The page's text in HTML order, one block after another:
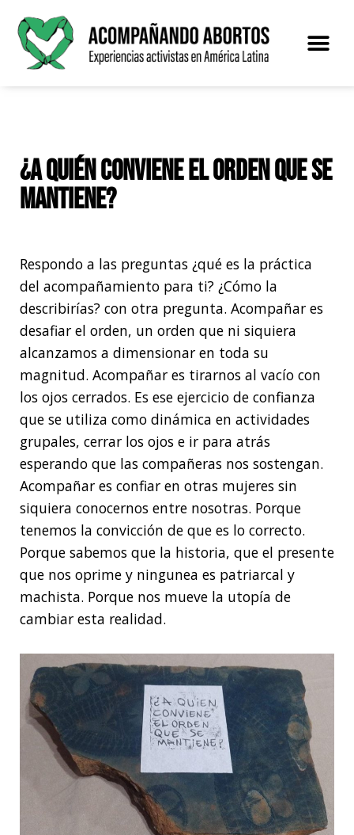
Saltar
contenido
¿A quién conviene el orden que se
mantiene?
Respondo a las preguntas ¿qué es la práctica
del acompañamiento para ti? ¿Cómo la
describirías? con otra pregunta. Acompañar es
desafiar el orden, un orden que ni siquiera
alcanzamos a dimensionar en toda su
magnitud. Acompañar es tirarnos al vacío con
los ojos cerrados. Es ese ejercicio de confianza
que se utiliza como dinámica en actividades
grupales, cerrar los ojos e ir para atrás
esperando que las compañeras nos sostengan.
Acompañar es confiar en otras mujeres sin
siquiera conocernos entre nosotras. Porque
tenemos la convicción de que es lo correcto.
Porque sabemos que la historia, que el presente
que nos oprime y ningunea es patriarcal y
machista. Porque nos mueve la utopía de
cambiar esta realidad.